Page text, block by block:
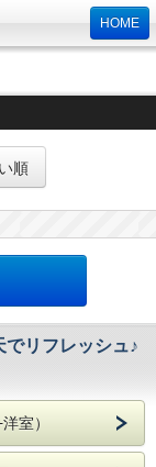
HOME
順
でリフレッシュ♪
洋室）